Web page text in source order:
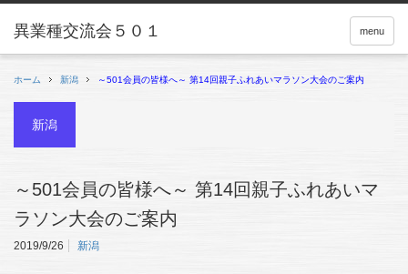
menu
ホーム 新潟 ～501会員の皆様へ～ 第14回親子ふれあいマラソン大会のご案内
新潟
～501会員の皆様へ～ 第14回親子ふれあいマ
ラソン大会のご案内
2019/9/26 新潟